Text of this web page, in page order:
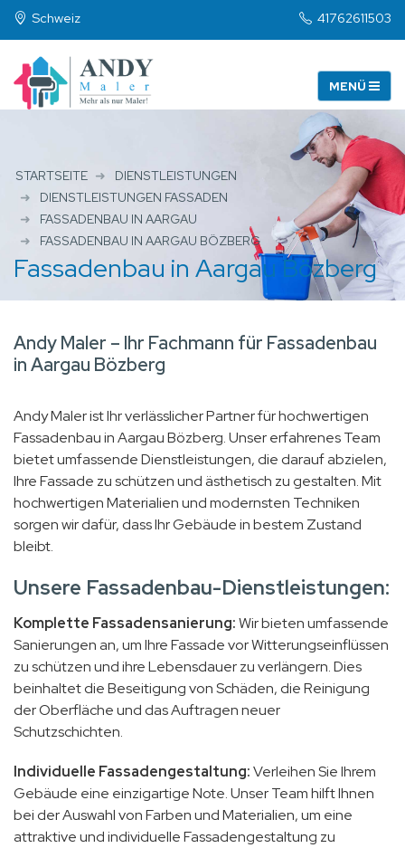
Schweiz 41762611503
STARTSEITE
DIENSTLEISTUNGEN
DIENSTLEISTUNGEN FASSADEN
FASSADENBAU IN AARGAU
FASSADENBAU IN AARGAU BÖZBERG
Fassadenbau in Aargau Bözberg
Andy Maler – Ihr Fachmann für Fassadenbau
in Aargau Bözberg
Andy Maler ist Ihr verlässlicher Partner für hochwertigen
Fassadenbau in Aargau Bözberg. Unser erfahrenes Team
bietet umfassende Dienstleistungen, die darauf abzielen,
Ihre Fassade zu schützen und ästhetisch zu gestalten. Mit
hochwertigen Materialien und modernsten Techniken
sorgen wir dafür, dass Ihr Gebäude in bestem Zustand
bleibt.
Unsere Fassadenbau-Dienstleistungen:
Komplette Fassadensanierung:Wir bieten umfassende
Sanierungen an, um Ihre Fassade vor Witterungseinflüssen
zu schützen und ihre Lebensdauer zu verlängern. Dies
beinhaltet die Beseitigung von Schäden, die Reinigung
der Oberfläche und das Auftragen neuer
Schutzschichten.
Individuelle Fassadengestaltung:Verleihen Sie Ihrem
Gebäude eine einzigartige Note. Unser Team hilft Ihnen
bei der Auswahl von Farben und Materialien, um eine
attraktive und individuelle Fassadengestaltung zu